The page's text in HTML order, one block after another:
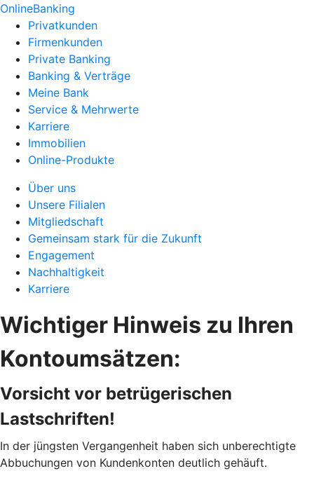
OnlineBanking
Privatkunden
Firmenkunden
Private Banking
Banking & Verträge
Meine Bank
Service & Mehrwerte
Karriere
Immobilien
Online-Produkte
Über uns
Unsere Filialen
Mitgliedschaft
Gemeinsam stark für die Zukunft
Engagement
Nachhaltigkeit
Karriere
Wichtiger Hinweis zu Ihren
Kontoumsätzen:
Vorsicht vor betrügerischen
Lastschriften!
In der jüngsten Vergangenheit haben sich unberechtigte
Abbuchungen von Kundenkonten deutlich gehäuft.